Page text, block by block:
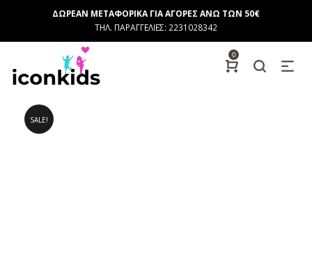
ΔΩΡΕΑΝ ΜΕΤΑΦΟΡΙΚΑ ΓΙΑ ΑΓΟΡΕΣ ΑΝΩ ΤΩΝ 50€
ΤΗΛ. ΠΑΡΑΓΓΕΛΙΕΣ: 2231028342
0
SALE!